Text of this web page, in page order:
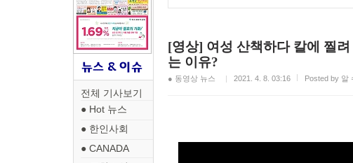
전체 기사보기
● Hot 뉴스
● 한인사회
● CANADA
[영상] 여성 산책하다 칼에 찔
는 이유?
● 동영상 뉴스 2021. 4. 8. 03:16 Posted by 알